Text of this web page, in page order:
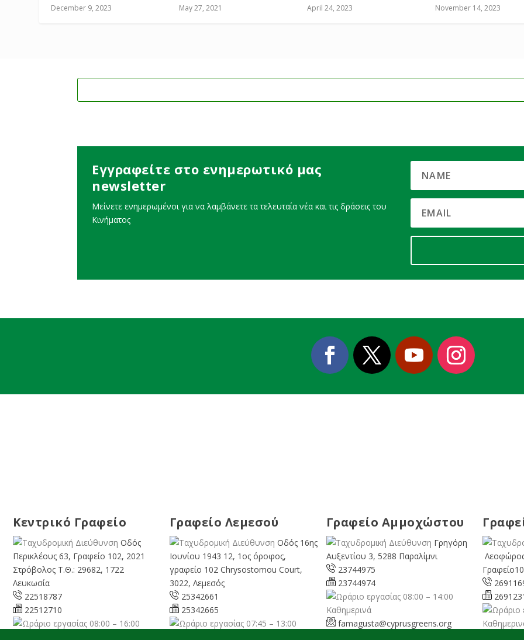
December 9, 2023 May 27, 2021 April 24, 2023 November 14, 2023
Εγγραφείτε στο ενημερωτικό μας
newsletter
Μείνετε ενημερωμένοι για να λαμβάνετε τα τελευταία νέα και τις δράσεις του
Κινήματος
Κεντρικό Γραφείο
Οδός
Περικλέους 63, Γραφείο 102, 2021
Στρόβολος Τ.Θ.: 29682, 1722
Λευκωσία
22518787
22512710
08:00 – 16:00
Γραφείο Λεμεσού
Οδός 16ης
Ιουνίου 1943 12, 1ος όροφος,
γραφείο 102 Chrysostomou Court,
3022, Λεμεσός
25342661
25342665
07:45 – 13:00
Γραφείο Αμμοχώστου
Γρηγόρη
Αυξεντίου 3, 5288 Παραλίμνι
23744975
23744974
08:00 – 14:00
Καθημερινά
famagusta@cyprusgreens.org